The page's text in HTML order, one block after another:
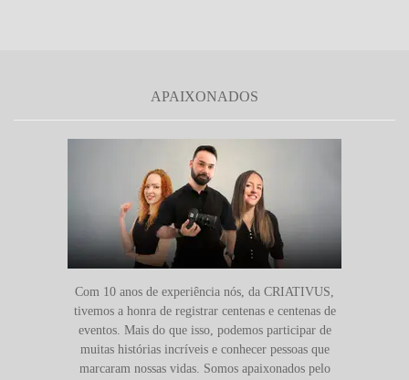
APAIXONADOS
Com 10 anos de experiência nós, da CRIATIVUS,
tivemos a honra de registrar centenas e centenas de
eventos. Mais do que isso, podemos participar de
muitas histórias incríveis e conhecer pessoas que
marcaram nossas vidas. Somos apaixonados pelo